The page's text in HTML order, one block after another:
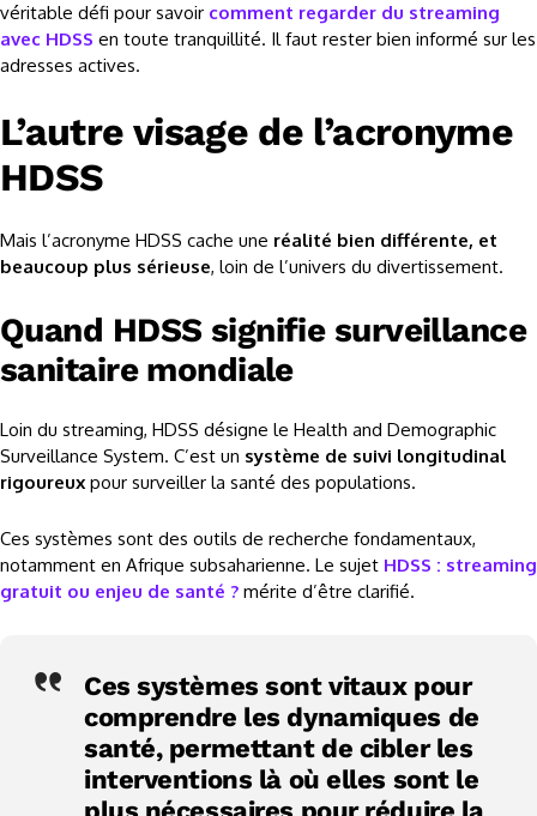
véritable défi pour savoir comment regarder du streaming
avec HDSS en toute tranquillité. Il faut rester bien informé sur les
adresses actives.
L’autre visage de l’acronyme
HDSS
Mais l’acronyme HDSS cache une réalité bien différente, et
beaucoup plus sérieuse, loin de l’univers du divertissement.
Quand HDSS signifie surveillance
sanitaire mondiale
Loin du streaming, HDSS désigne le Health and Demographic
Surveillance System. C’est un système de suivi longitudinal
rigoureux pour surveiller la santé des populations.
Ces systèmes sont des outils de recherche fondamentaux,
notamment en Afrique subsaharienne. Le sujet HDSS : streaming
gratuit ou enjeu de santé ? mérite d’être clarifié.
Ces systèmes sont vitaux pour
comprendre les dynamiques de
santé, permettant de cibler les
interventions là où elles sont le